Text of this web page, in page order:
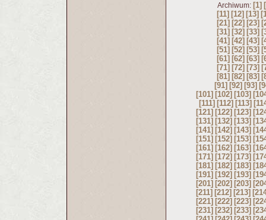
Archiwum: [1]
[11] [12] [13]
[21] [22] [23]
[31] [32] [33]
[41] [42] [43]
[51] [52] [53]
[61] [62] [63]
[71] [72] [73]
[81] [82] [83]
[91] [92] [93]
[101] [102] [103]
[111] [112] [113]
[121] [122] [123]
[131] [132] [133]
[141] [142] [143]
[151] [152] [153]
[161] [162] [163]
[171] [172] [173]
[181] [182] [183]
[191] [192] [193]
[201] [202] [203]
[211] [212] [213]
[221] [222] [223]
[231] [232] [233]